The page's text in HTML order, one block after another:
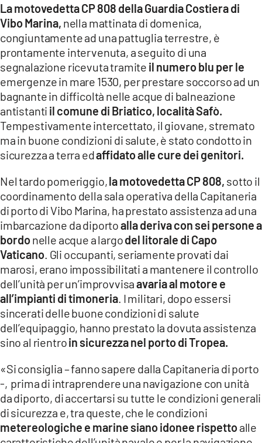
ILVIBONESE.IT
CATANZAROCHANNEL.IT
LACAPITALENEWS.IT
ANDROID
APPLE
La motovedetta CP 808 della Guardia Costiera di
Vibo Marina, nella mattinata di domenica,
congiuntamente ad una pattuglia terrestre, è
prontamente intervenuta, a seguito di una
segnalazione ricevuta tramite il numero blu per le
emergenze in mare 1530, per prestare soccorso ad un
bagnante in difficoltà nelle acque di balneazione
antistanti il comune di Briatico, località Safò.
Tempestivamente intercettato, il giovane, stremato
ma in buone condizioni di salute, è stato condotto in
sicurezza a terra edaffidato alle cure dei genitori.
Nel tardo pomeriggio,la motovedetta CP 808, sotto il
coordinamento della sala operativa della Capitaneria
di porto di Vibo Marina, ha prestato assistenza ad una
imbarcazione da diportoalla deriva con sei persone a
bordonelle acque a largodel litorale di Capo
Vaticano . Gli occupanti, seriamente provati dai
marosi, erano impossibilitati a mantenere il controllo
dell’unità per un’improvvisaavaria al motore e
all’impianti di timoneria . I militari, dopo essersi
sincerati delle buone condizioni di salute
dell’equipaggio, hanno prestato la dovuta assistenza
sino al rientroin sicurezza nel porto di Tropea.
«Si consiglia – fanno sapere dalla Capitaneria di porto
-, prima di intraprendere una navigazione con unità
da diporto, di accertarsi su tutte le condizioni generali
di sicurezza e, tra queste, che le condizioni
metereologiche e marine siano idonee rispettoalle